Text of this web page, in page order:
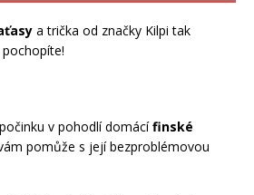
a trička od značky Kilpi tak
v pohodlí domácífinské
pomůže s její bezproblémovou